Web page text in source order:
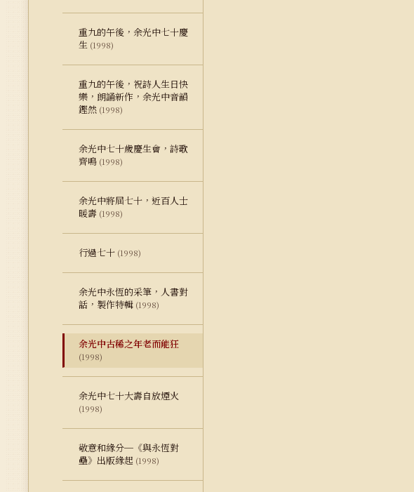
重九的午後，余光中七十慶
生 (1998)
重九的午後，祝詩人生日快
樂，朗誦新作，余光中音韻
鏗然 (1998)
余光中七十歲慶生會，詩歌
齊鳴 (1998)
余光中將屆七十，近百人士
暖壽 (1998)
行過七十 (1998)
余光中永恆的采筆，人書對
話，製作特輯 (1998)
余光中古稀之年老而能狂
(1998)
余光中七十大壽自放煙火
(1998)
敬意和緣分─《與永恆對
壘》出版緣起 (1998)